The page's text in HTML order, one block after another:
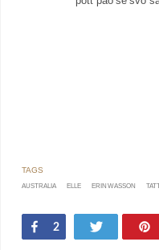
AUSTRALIA ELLE ERIN WASSON
Share
2 Tweet